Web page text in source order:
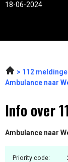
18-06-2024
112
Ambulance naar
Info over
Ambulance naar
Priority code: